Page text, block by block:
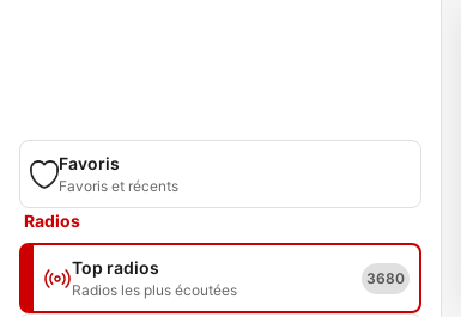
Favoris
Favoris et récents
Radios
Top radios
Radios les plus écoutées
3680